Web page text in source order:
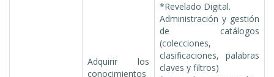
Adquirir los
conocimientos
*Revelado Digital.
Administración y gestión
de catálogos
(colecciones,
clasificaciones, palabras
claves y filtros)